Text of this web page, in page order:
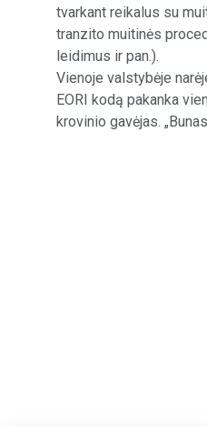
tvarkant reikalus su
tranzito muitinės
leidimus ir pan.).
Vienoje valstybėje
EORI kodą pakanka
krovinio gavėjas.